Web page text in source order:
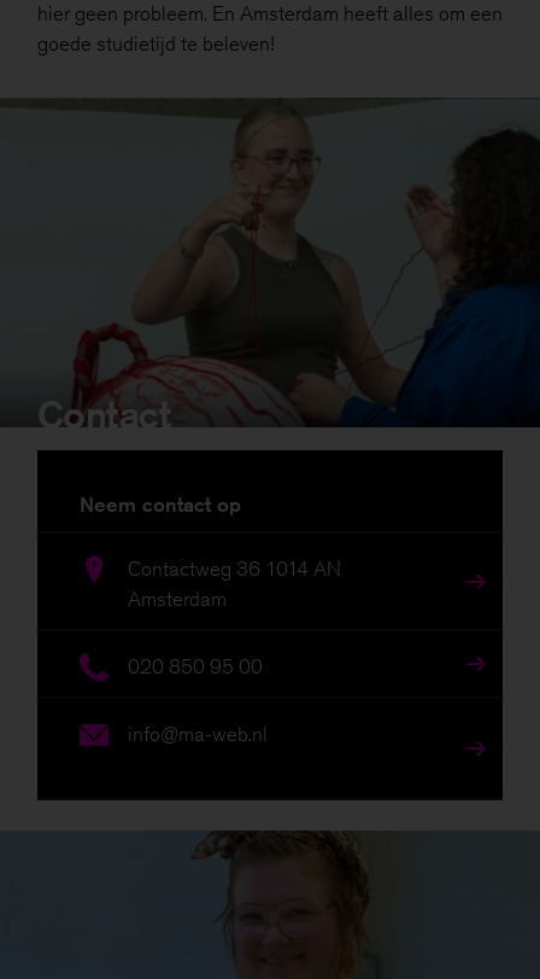
hier geen probleem. En Amsterdam heeft alles om een
goede studietijd te beleven!
Contact
Neem contact op
Contactweg 36 1014 AN
Amsterdam
020 850 95 00
info@ma-web.nl